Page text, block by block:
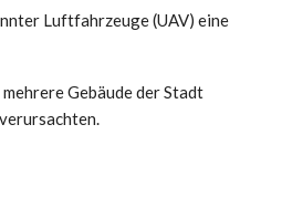
Luftfahrzeuge (UAV) eine
Gebäude der Stadt